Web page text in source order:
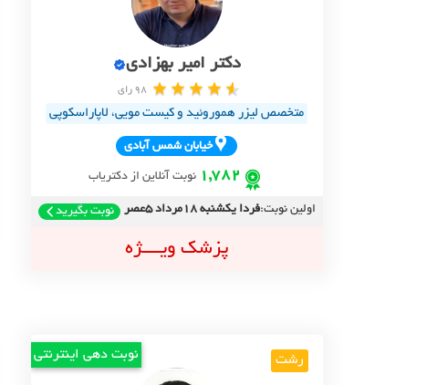
دکتر امیر بهزادی
98 رای
متخصص لیزر هموروئید و کیست مویی، لاپاراسکوپی
خيابان شمس آبادي
1,782 نوبت آنلاین از دکتریاب
اولین نوبت:فردا یکشنبه 18مرداد 5عصر نوبت بگیرید
پزشک ویــــژه
رشت نوبت دهی اینترنتی